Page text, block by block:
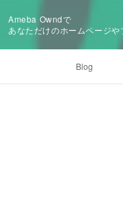
Ameba Owndで
あなただけのホームページや
Blog